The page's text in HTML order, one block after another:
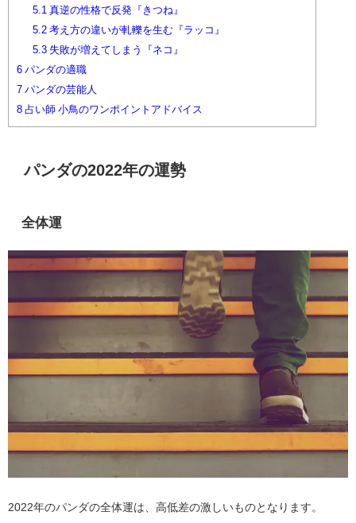
5.1 真逆の性格で反発『きつね』
5.2考え方の違いが軋轢を生む『ラッコ』
5.3失敗が増えてしまう『ネコ』
6 パンダの適職
7 パンダの芸能人
8 占い師 小鳥のワンポイントアドバイス
パンダの2022年の運勢
全体運
2022年のパンダの全体運は、高低差の激しいものとなります。